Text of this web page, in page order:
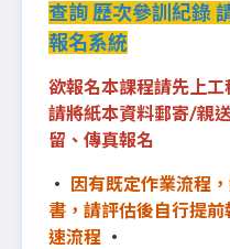
查詢 歷次參訓紀錄
報名系統
欲報名本課程請先上
請將紙本資料郵寄/親
留、傳真報名
‧
因有既定作業流程
書，請評估後自行提
速流程 ‧